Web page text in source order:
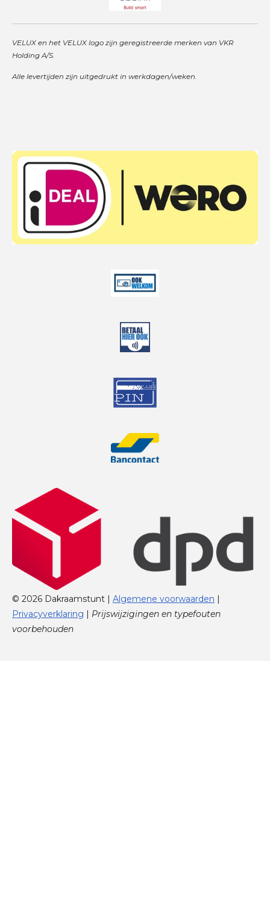
VELUX en het VELUX logo zijn geregistreerde merken van VKR
Holding A/S.
Alle levertijden zijn uitgedrukt in werkdagen/weken.
© 2026 Dakraamstunt | Algemene voorwaarden |
Privacyverklaring | Prijswijzigingen en typefouten
voorbehouden